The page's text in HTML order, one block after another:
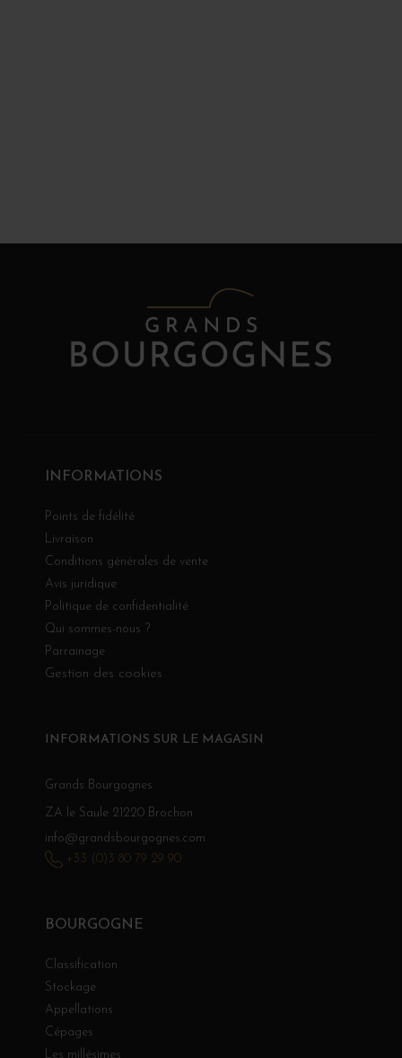
INFORMATIONS
Points de fidélité
Livraison
Conditions générales de vente
Avis juridique
Politique de confidentialité
Qui sommes-nous ?
Parrainage
Gestion des cookies
BOURGOGNE
Classification
Stockage
Appellations
Cépages
Les millésimes
INFORMATIONS SUR LE MAGASIN
Grands Bourgognes
ZA le Saule 21220 Brochon
info@grandsbourgognes.com
+33 (0)3 80 79 29 90